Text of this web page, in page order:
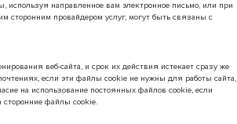
направленное вам электронное письмо, или при
сторонним провайдером услуг, могут быть связаны с
веб-сайта, и срок их действия истекает сразу же
если эти файлы cookie не нужны для работы сайта,
на использование постоянных файлов cookie, если
сторонние файлы cookie.